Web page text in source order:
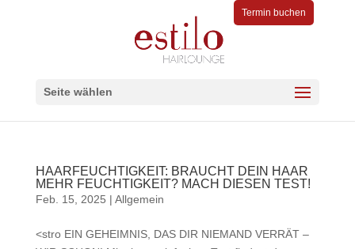
Termin buchen
Seite wählen
HAARFEUCHTIGKEIT: BRAUCHT DEIN HAAR
MEHR FEUCHTIGKEIT? MACH DIESEN TEST!
Feb. 15, 2025 | Allgemein
<stro EIN GEHEIMNIS, DAS DIR NIEMAND VERRÄT –